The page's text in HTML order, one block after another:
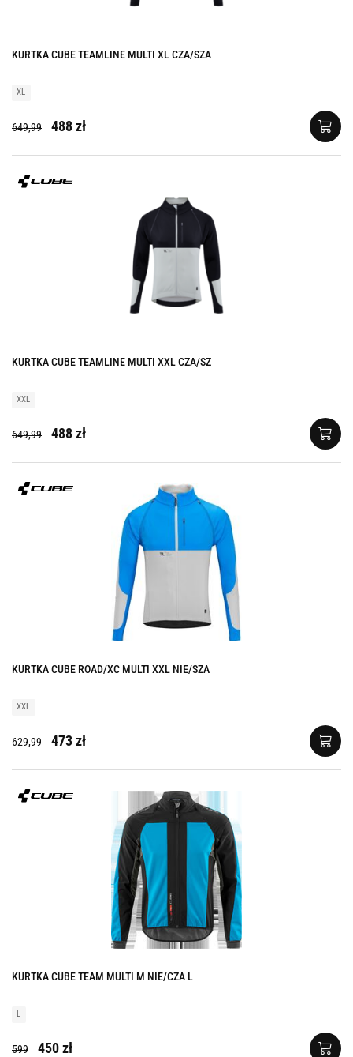
KURTKA CUBE TEAMLINE MULTI XL CZA/SZA
XL
649,99 488 zł
KURTKA CUBE TEAMLINE MULTI XXL CZA/SZ
XXL
649,99 488 zł
KURTKA CUBE ROAD/XC MULTI XXL NIE/SZA
XXL
629,99 473 zł
KURTKA CUBE TEAM MULTI M NIE/CZA L
L
599 450 zł